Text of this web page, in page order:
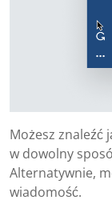
Możesz znaleźć
w dowolny
Alternatywnie,
wiadomość.